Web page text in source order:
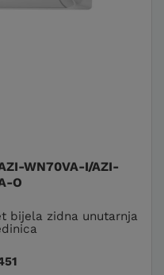
WN70VA-I/AZI-
O
bijela zidna unutarnja